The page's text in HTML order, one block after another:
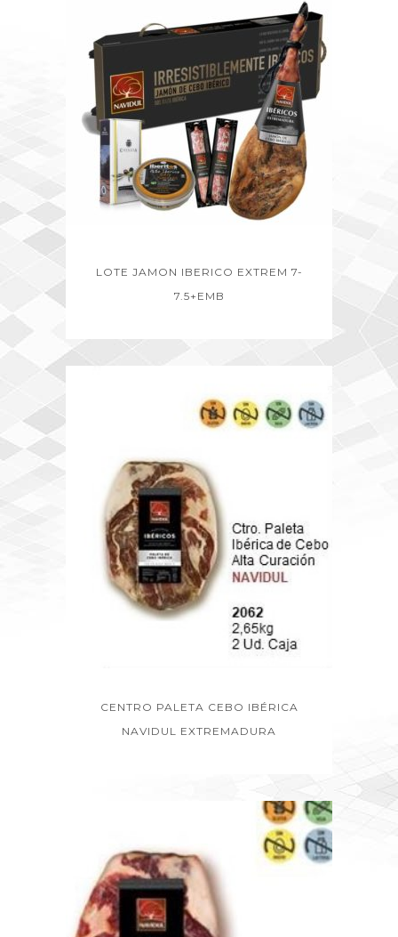
LOTE JAMON IBERICO EXTREM 7-
7.5+EMB
CENTRO PALETA CEBO IBÉRICA
NAVIDUL EXTREMADURA